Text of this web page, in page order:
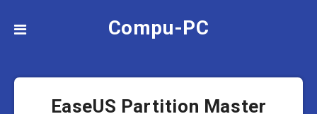
Compu-PC
EaseUS Partition Master